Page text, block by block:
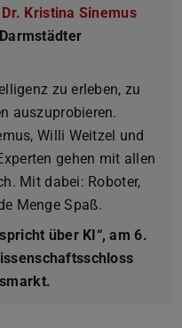
Kristina Sinemus
Darmstädter
zu erleben, zu
auszuprobieren.
Willi Weitzel und
gehen mit allen
Mit dabei: Roboter,
Menge Spaß.
über KI“, am 6.